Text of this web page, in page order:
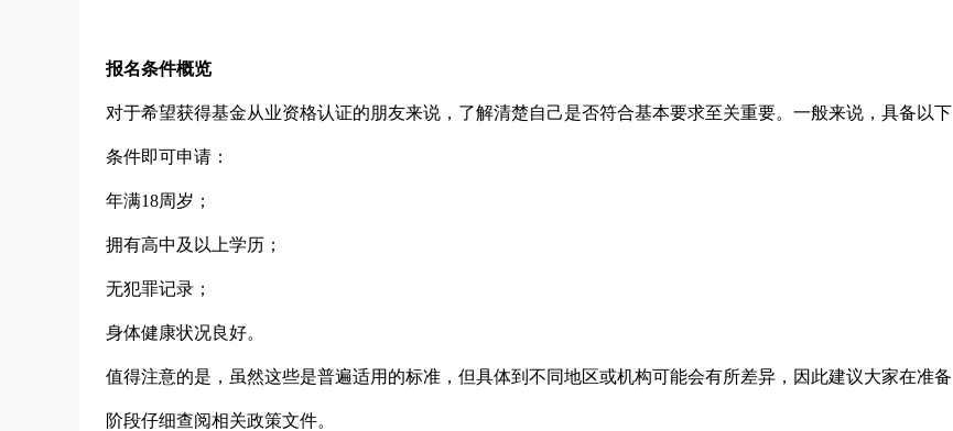
报名条件概览
对于希望获得基金从业资格认证的朋友来说，了解清楚自己是否符合基本要求至关重要。一般来说，具备以下
条件即可申请：
年满18周岁；
拥有高中及以上学历；
无犯罪记录；
身体健康状况良好。
值得注意的是，虽然这些是普遍适用的标准，但具体到不同地区或机构可能会有所差异，因此建议大家在准备
阶段仔细查阅相关政策文件。